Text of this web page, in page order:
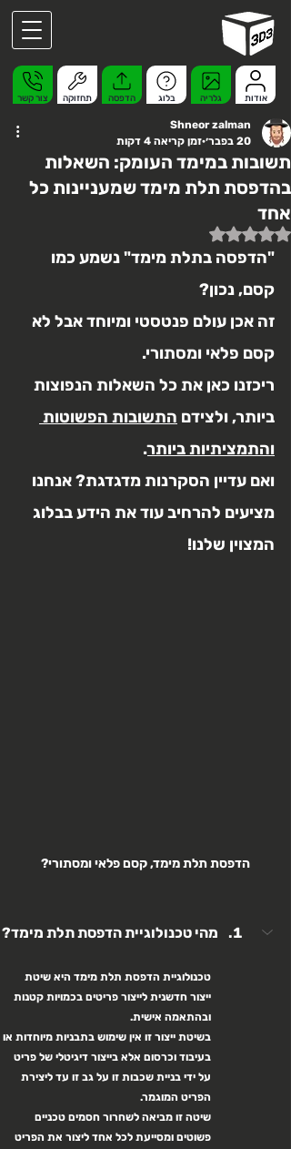
צור קשר תחזוקה הדפסה בלוג גלריה אודות
תשובות במימד העומק: השאלות
בהדפסת תלת מימד שמעניינות כל
אחד
Shneor zalman
20 בפבר׳
זמן קריאה 4 דקות
דירוג של NaN מתוך 5 כוכבים
"הדפסה בתלת מימד" נשמע כמו
קסם, נכון?
זה אכן עולם פנטסטי ומיוחד אבל לא
קסם פלאי ומסתורי.
ריכזנו כאן את כל השאלות הנפוצות
ביותר, ולצידם התשובות הפשוטות
והתמציתיות ביותר.
ואם עדיין הסקרנות מדגדגת? אנחנו
מציעים להרחיב עוד את הידע בבלוג
המצוין שלנו!
הדפסת תלת מימד, קסם פלאי ומסתורי?
מהי טכנולוגיית הדפסת תלת מימד?
טכנולוגיית הדפסת תלת מימד היא שיטת
ייצור חדשנית לייצור פריטים בכמויות קטנות
ובהתאמה אישית.
בשיטת ייצור זו אין שימוש בתבניות מיוחדות או
בעיבוד וכרסום אלא בייצור דיגיטלי של פריט
על ידי בניית שכבות זו על גב זו עד ליצירת
הפריט המוגמר.
שיטה זו מביאה לשחרור חסמים טכניים
פשוטים ומסייעת לכל אחד ליצור את הפריט